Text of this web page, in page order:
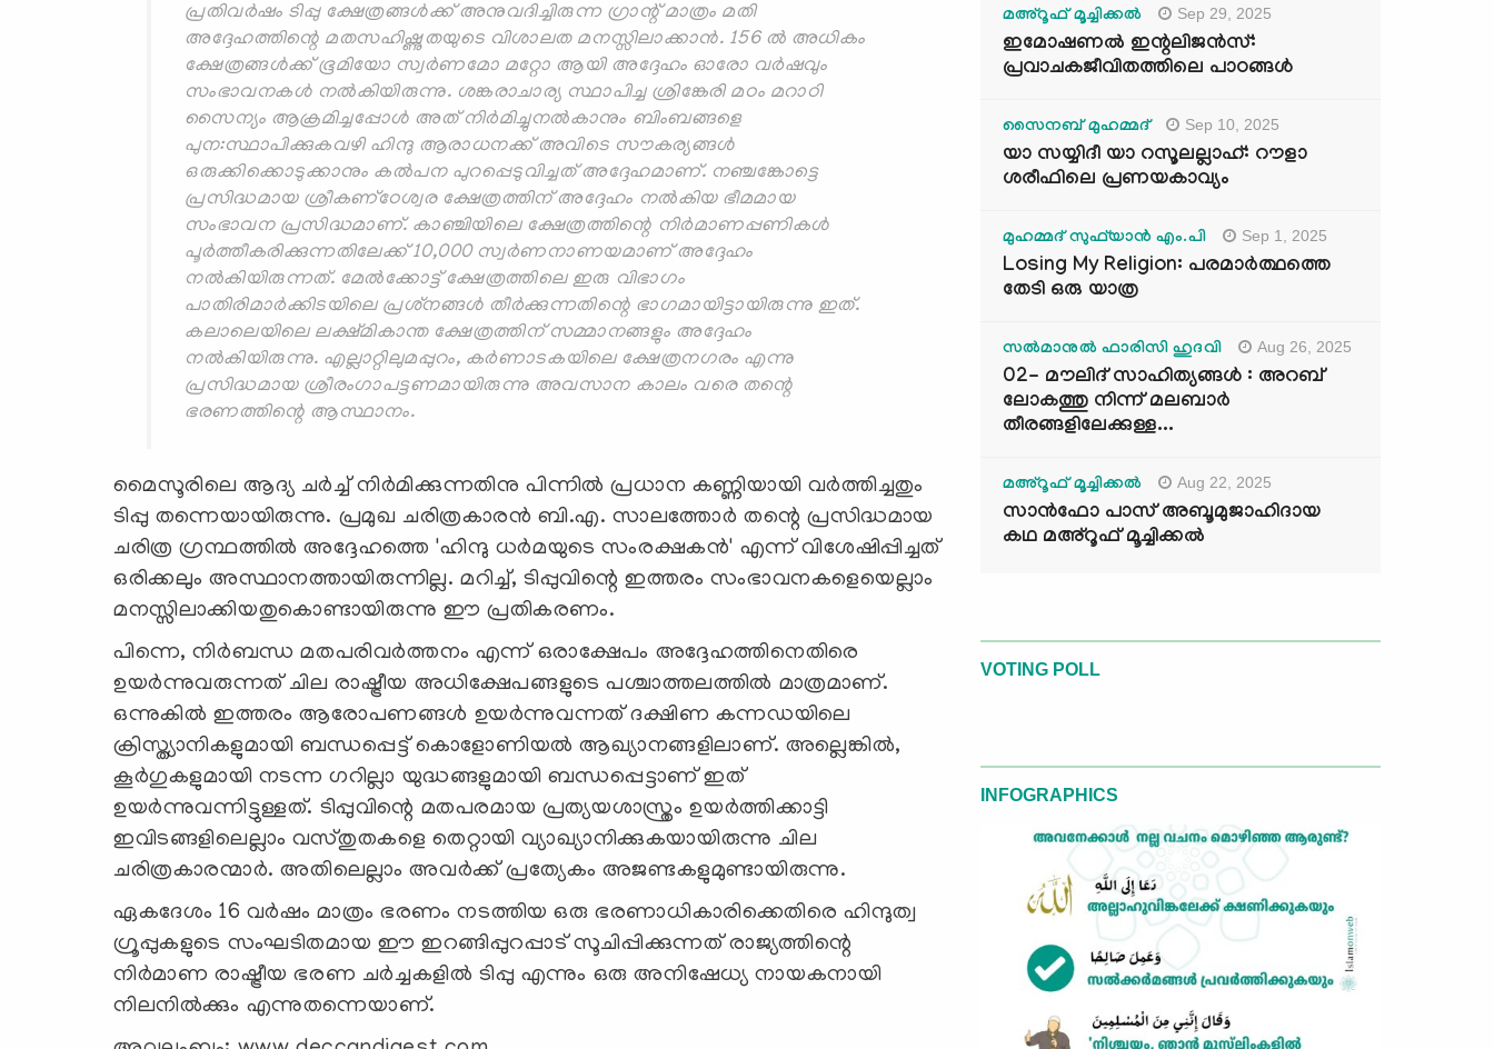
പ്രതിവര്‍ഷം ടിപ്പു ക്ഷേത്രങ്ങള്‍ക്ക് അനുവദിച്ചിരുന്ന ഗ്രാന്റ് മാത്രം മതി
അദ്ദേഹത്തിന്റെ മതസഹിഷ്ണുതയുടെ വിശാലത മനസ്സിലാക്കാന്‍. 156 ല്‍ അധികം
ക്ഷേത്രങ്ങള്‍ക്ക് ഭൂമിയോ സ്വര്‍ണമോ മറ്റോ ആയി അദ്ദേഹം ഓരോ വര്‍ഷവും
സംഭാവനകള്‍ നല്‍കിയിരുന്നു. ശങ്കരാചാര്യ സ്ഥാപിച്ച ശ്രിങ്കേരി മഠം മറാഠി
സൈന്യം ആക്രമിച്ചപ്പോള്‍ അത് നിര്‍മിച്ചുനല്‍കാനും ബിംബങ്ങളെ
പുന:സ്ഥാപിക്കുകവഴി ഹിന്ദു ആരാധനക്ക് അവിടെ സൗകര്യങ്ങള്‍
ഒരുക്കിക്കൊടുക്കാനും കല്‍പന പുറപ്പെടുവിച്ചത് അദ്ദേഹമാണ്. നഞ്ചങ്കോട്ടെ
പ്രസിദ്ധമായ ശ്രീകണ്‌ഠേശ്വര ക്ഷേത്രത്തിന് അദ്ദേഹം നല്‍കിയ ഭീമമായ
സംഭാവന പ്രസിദ്ധമാണ്. കാഞ്ചിയിലെ ക്ഷേത്രത്തിന്റെ നിര്‍മാണപ്പണികള്‍
പൂര്‍ത്തീകരിക്കുന്നതിലേക്ക് 10,000 സ്വര്‍ണനാണയമാണ് അദ്ദേഹം
നല്‍കിയിരുന്നത്. മേല്‍ക്കോട്ട് ക്ഷേത്രത്തിലെ ഇരു വിഭാഗം
പാതിരിമാര്‍ക്കിടയിലെ പ്രശ്‌നങ്ങള്‍ തീര്‍ക്കുന്നതിന്റെ ഭാഗമായിട്ടായിരുന്നു ഇത്.
കലാലെയിലെ ലക്ഷ്മികാന്ത ക്ഷേത്രത്തിന് സമ്മാനങ്ങളും അദ്ദേഹം
നല്‍കിയിരുന്നു. എല്ലാറ്റിലുമപ്പുറം, കര്‍ണാടകയിലെ ക്ഷേത്രനഗരം എന്നു
പ്രസിദ്ധമായ ശ്രീരംഗാപട്ടണമായിരുന്നു അവസാന കാലം വരെ തന്റെ
ഭരണത്തിന്റെ ആസ്ഥാനം.
മൈസൂരിലെ ആദ്യ ചര്‍ച്ച് നിര്‍മിക്കുന്നതിനു പിന്നില്‍ പ്രധാന കണ്ണിയായി വര്‍ത്തിച്ചതും
ടിപ്പു തന്നെയായിരുന്നു. പ്രമുഖ ചരിത്രകാരന്‍ ബി.എ. സാലത്തോര്‍ തന്റെ പ്രസിദ്ധമായ
ചരിത്ര ഗ്രന്ഥത്തില്‍ അദ്ദേഹത്തെ 'ഹിന്ദു ധര്‍മയുടെ സംരക്ഷകന്‍' എന്ന് വിശേഷിപ്പിച്ചത്
ഒരിക്കലും അസ്ഥാനത്തായിരുന്നില്ല. മറിച്ച്, ടിപ്പുവിന്റെ ഇത്തരം സംഭാവനകളെയെല്ലാം
മനസ്സിലാക്കിയതുകൊണ്ടായിരുന്നു ഈ പ്രതികരണം.
പിന്നെ, നിര്‍ബന്ധ മതപരിവര്‍ത്തനം എന്ന് ഒരാക്ഷേപം അദ്ദേഹത്തിനെതിരെ
ഉയര്‍ന്നുവരുന്നത് ചില രാഷ്ട്രീയ അധിക്ഷേപങ്ങളുടെ പശ്ചാത്തലത്തില്‍ മാത്രമാണ്.
ഒന്നുകില്‍ ഇത്തരം ആരോപണങ്ങള്‍ ഉയര്‍ന്നുവന്നത് ദക്ഷിണ കന്നഡയിലെ
ക്രിസ്ത്യാനികളുമായി ബന്ധപ്പെട്ട് കൊളോണിയല്‍ ആഖ്യാനങ്ങളിലാണ്. അല്ലെങ്കില്‍,
കൂര്‍ഗുകളുമായി നടന്ന ഗറില്ലാ യുദ്ധങ്ങളുമായി ബന്ധപ്പെട്ടാണ് ഇത്
ഉയര്‍ന്നുവന്നിട്ടുള്ളത്. ടിപ്പുവിന്റെ മതപരമായ പ്രത്യയശാസ്ത്രം ഉയര്‍ത്തിക്കാട്ടി
ഇവിടങ്ങളിലെല്ലാം വസ്തുതകളെ തെറ്റായി വ്യാഖ്യാനിക്കുകയായിരുന്നു ചില
ചരിത്രകാരന്മാര്‍. അതിലെല്ലാം അവര്‍ക്ക് പ്രത്യേകം അജണ്ടകളുമുണ്ടായിരുന്നു.
ഏകദേശം 16 വര്‍ഷം മാത്രം ഭരണം നടത്തിയ ഒരു ഭരണാധികാരിക്കെതിരെ ഹിന്ദുത്വ
ഗ്രൂപ്പുകളുടെ സംഘടിതമായ ഈ ഇറങ്ങിപ്പുറപ്പാട് സൂചിപ്പിക്കുന്നത് രാജ്യത്തിന്റെ
നിര്‍മാണ രാഷ്ട്രീയ ഭരണ ചര്‍ച്ചകളില്‍ ടിപ്പു എന്നും ഒരു അനിഷേധ്യ നായകനായി
നിലനില്‍ക്കും എന്നുതന്നെയാണ്.
മഅ്റൂഫ് മൂച്ചിക്കല്‍ Sep 29, 2025
ഇമോഷണൽ ഇന്റലിജൻസ്:
പ്രവാചകജീവിതത്തിലെ പാഠങ്ങൾ
സൈനബ് മുഹമ്മദ് Sep 10, 2025
യാ സയ്യിദീ യാ റസൂലല്ലാഹ്: റൗളാ
ശരീഫിലെ പ്രണയകാവ്യം
മുഹമ്മദ് സുഫ്‌യാൻ എം.പി Sep 1, 2025
Losing My Religion: പരമാർത്ഥത്തെ
തേടി ഒരു യാത്ര
സൽമാനുൽ ഫാരിസി ഹുദവി Aug 26, 2025
02- മൗലിദ് സാഹിത്യങ്ങൾ : അറബ്
ലോകത്തു നിന്ന് മലബാർ
തീരങ്ങളിലേക്കുള്ള...
മഅ്റൂഫ് മൂച്ചിക്കല്‍ Aug 22, 2025
സാൻഫോ പാസ് അബൂമുജാഹിദായ
കഥ മഅ്റൂഫ് മൂച്ചിക്കല്‍
VOTING POLL
INFOGRAPHICS